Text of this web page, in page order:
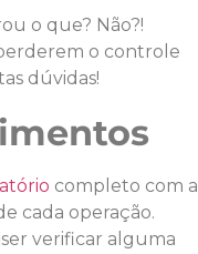
o que? Não?!
o controle
dúvidas!
completo com a
cada operação.
verificar alguma